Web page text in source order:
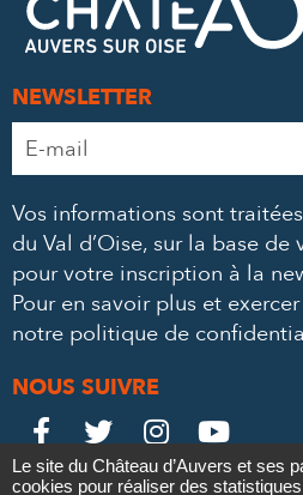
NEWSLETTER
Adresse
e-
*
Vos informations sont
du Val d’Oise, sur la base
pour votre inscription à la
Pour en savoir plus et
notre politique de
NOUS SUIVRE
Le
Château

Le
Château

Le
Château

Le

Le site du Château d’Auvers et ses
cookies pour réaliser des